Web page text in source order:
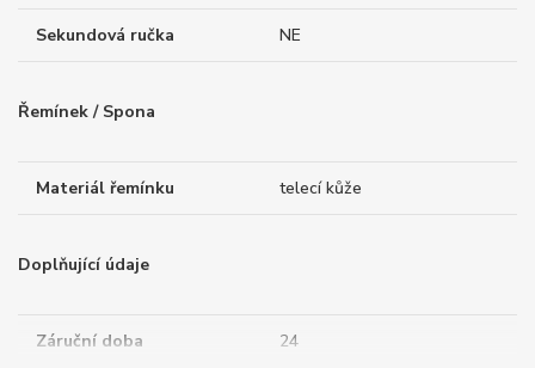
Sekundová ručka NE
Řemínek / Spona
Materiál řemínku telecí kůže
Doplňující údaje
Záruční doba
24